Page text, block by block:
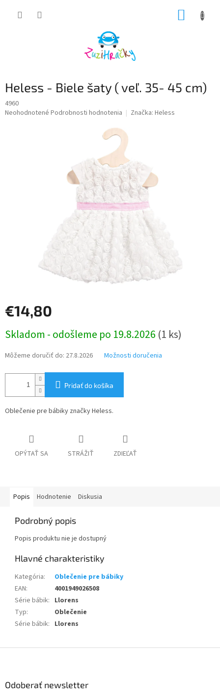
Heless - Biele šaty ( veľ. 35- 45 cm)
4960
Priemerné
Neohodnotené Podrobnosti hodnotenia Značka: Heless
€14,80
cena:
Skladom - odošleme po 19.8.2026 (1 ks)
Môžeme doručiť do: 27.8.2026 Možnosti doručenia
Pridať do košíka
Oblečenie pre bábiky značky Heless.
OPÝTAŤ SA STRÁŽIŤ ZDIEĽAŤ
Popis Hodnotenie Diskusia
Podrobný popis
Popis produktu nie je dostupný
Kategória:
Oblečenie pre bábiky
EAN:
4001949026508
Série bábik: Llorens
Typ:
Oblečenie
Série bábik: Llorens
Odoberať newsletter